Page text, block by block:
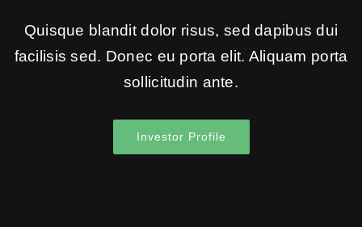
Quisque blandit dolor risus, sed dapibus dui
facilisis sed. Donec eu porta elit. Aliquam porta
sollicitudin ante.
Investor Profile